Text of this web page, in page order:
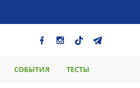
СОБЫТИЯ ТЕСТЫ